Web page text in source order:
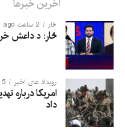
آخرین خبرها
څار 2 ساعت ago
څار: د داعش
رویداد های اخیر 5 ساعت ago
امریکا درباره
داد